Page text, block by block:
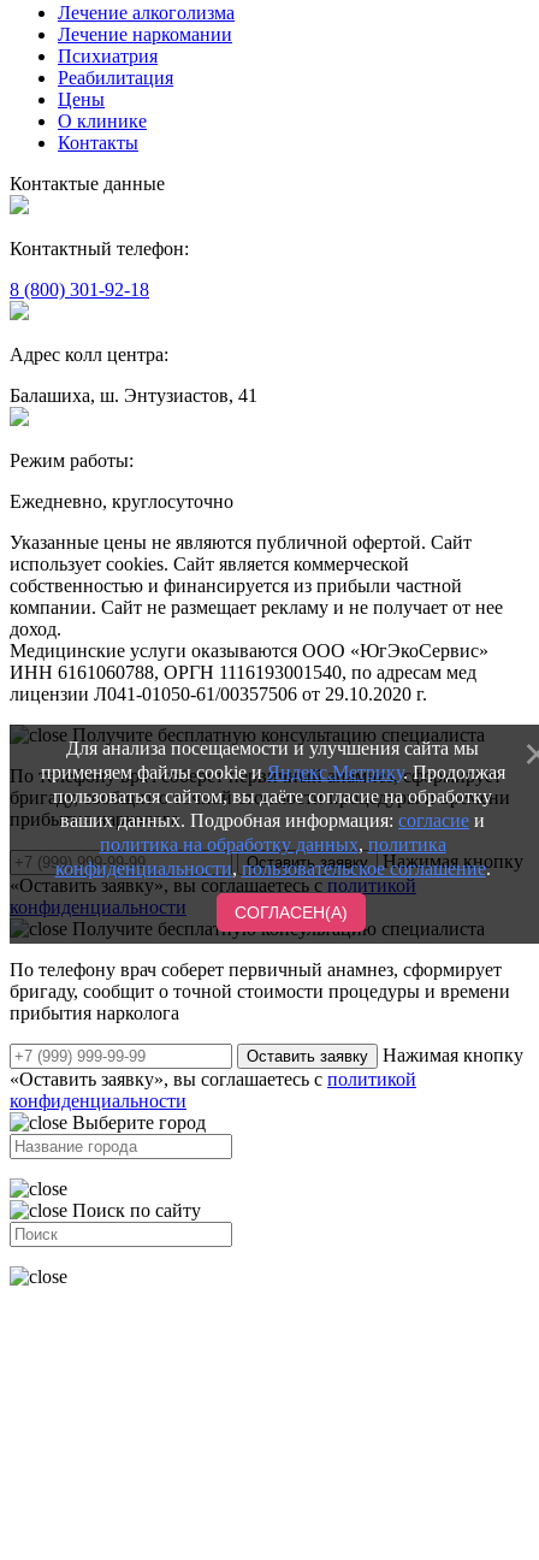
Лечение алкоголизма
Лечение наркомании
Психиатрия
Реабилитация
Цены
О клинике
Контакты
Контактые данные
Контактный телефон:
8 (800) 301-92-18
Адрес колл центра:
Балашиха, ш. Энтузиастов, 41
Режим работы:
Ежедневно, круглосуточно
Указанные цены не являются публичной офертой. Сайт
использует cookies. Сайт является коммерческой
собственностью и финансируется из прибыли частной
компании. Сайт не размещает рекламу и не получает от нее
доход.
Медицинские услуги оказываются ООО «ЮгЭкоСервис»
ИНН 6161060788, ОРГН 1116193001540, по адресам мед
лицензии Л041-01050-61/00357506 от 29.10.2020 г.
Для анализа посещаемости и улучшения сайта мы
применяем файлы cookie иЯндекс.Метрику. Продолжая
пользоваться сайтом, вы даёте согласие на обработку
ваших данных. Подробная информация: согласие и
политика на обработку данных, политика
конфиденциальности, пользовательское соглашение.
СОГЛАСЕН(А)
Получите бесплатную консультацию специалиста
По телефону врач соберет первичный анамнез, сформирует
бригаду, сообщит о точной стоимости процедуры и времени
прибытия нарколога
Оставить заявку
Нажимая кнопку
«Оставить заявку», вы соглашаетесь с политикой
конфиденциальности
Получите бесплатную консультацию специалиста
По телефону врач соберет первичный анамнез, сформирует
бригаду, сообщит о точной стоимости процедуры и времени
прибытия нарколога
Оставить заявку
Нажимая кнопку
«Оставить заявку», вы соглашаетесь с политикой
конфиденциальности
Выберите город
Поиск по сайту